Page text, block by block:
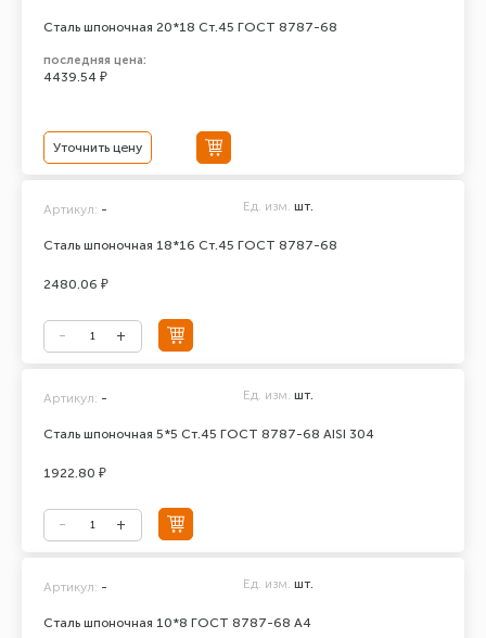
Сталь шпоночная 20*18 Ст.45 ГОСТ 8787-68
последняя цена:
4439.54 ₽
Уточнить цену
Сталь шпоночная 18*16 Ст.45 ГОСТ 8787-68
Артикул: - Ед. изм. шт.
2480.06 ₽
Сталь шпоночная 5*5 Ст.45 ГОСТ 8787-68 AISI 304
Артикул: - Ед. изм. шт.
1922.80 ₽
Сталь шпоночная 10*8 ГОСТ 8787-68 А4
Артикул: - Ед. изм. шт.